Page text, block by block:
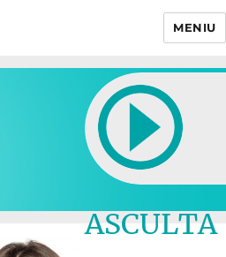
MENIU
ASCULTA